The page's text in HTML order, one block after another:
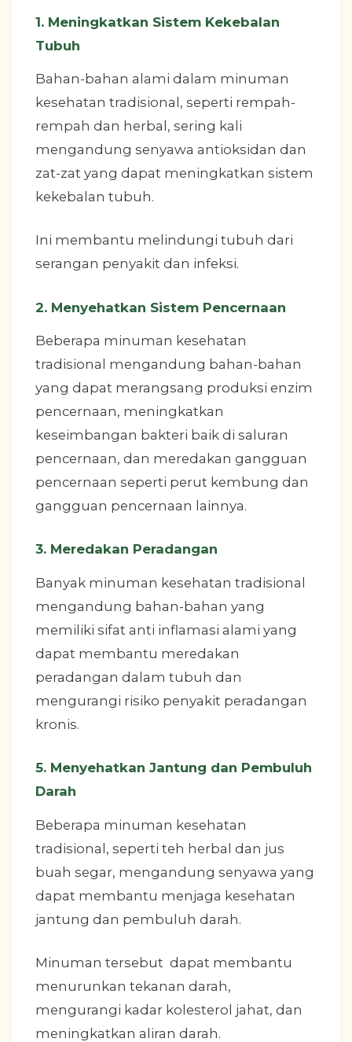
1. Meningkatkan Sistem Kekebalan
Tubuh
Bahan-bahan alami dalam minuman
kesehatan tradisional, seperti rempah-
rempah dan herbal, sering kali
mengandung senyawa antioksidan dan
zat-zat yang dapat meningkatkan sistem
kekebalan tubuh.
Ini membantu melindungi tubuh dari
serangan penyakit dan infeksi.
2. Menyehatkan Sistem Pencernaan
Beberapa minuman kesehatan
tradisional mengandung bahan-bahan
yang dapat merangsang produksi enzim
pencernaan, meningkatkan
keseimbangan bakteri baik di saluran
pencernaan, dan meredakan gangguan
pencernaan seperti perut kembung dan
gangguan pencernaan lainnya.
3. Meredakan Peradangan
Banyak minuman kesehatan tradisional
mengandung bahan-bahan yang
memiliki sifat anti inflamasi alami yang
dapat membantu meredakan
peradangan dalam tubuh dan
mengurangi risiko penyakit peradangan
kronis.
5. Menyehatkan Jantung dan Pembuluh
Darah
Beberapa minuman kesehatan
tradisional, seperti teh herbal dan jus
buah segar, mengandung senyawa yang
dapat membantu menjaga kesehatan
jantung dan pembuluh darah.
Minuman tersebut dapat membantu
menurunkan tekanan darah,
mengurangi kadar kolesterol jahat, dan
meningkatkan aliran darah.